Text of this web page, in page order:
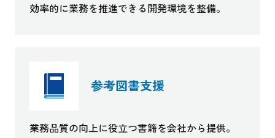
効率的に業務を推進できる開発環境を整備。
参考図書支援
業務品質の向上に役立つ書籍を会社から提供。